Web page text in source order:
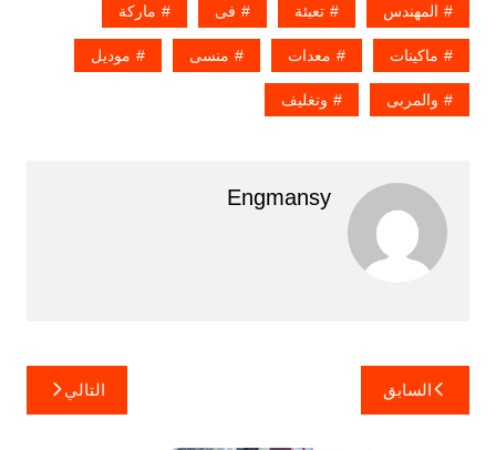
المهندس تعبئة فى ماركة
ماكينات معدات منسى موديل
والمربى وتغليف
Engmansy
تصفّح
المقالات
السابق التالي